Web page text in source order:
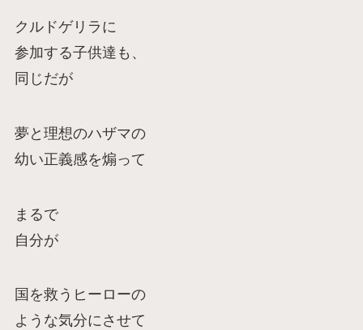
クルドゲリラに
参加する子供達も、
同じだが
夢と理想のハザマの
幼い正義感を煽って
まるで
自分が
国を救うヒーローの
ような気分にさせて